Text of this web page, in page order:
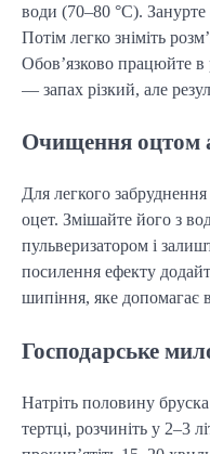
води (70–80 °C). Занурте
Потім легко зніміть
Обов’язково працюйте в
— запах різкий, але
Очищення оцтом
Для легкого забруднення
оцет. Змішайте його з
пульверизатором і
посилення ефекту
шипіння, яке допомагає
Господарське
Натріть половину
тертці, розчиніть у 2–3